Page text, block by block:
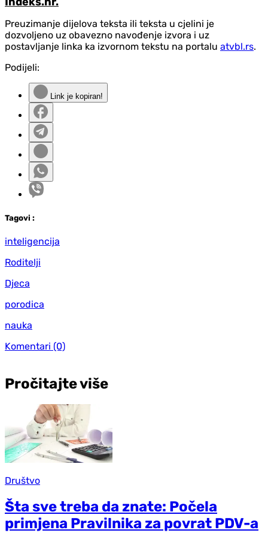
Preuzimanje dijelova teksta ili teksta u cjelini je
dozvoljeno uz obavezno navođenje izvora i uz
postavljanje linka ka izvornom tekstu na portalu atvbl.rs.
Podijeli:
Link je kopiran!
Tagovi :
inteligencija
Roditelji
Djeca
porodica
nauka
Komentari (0)
Pročitajte više
Društvo
Šta sve treba da znate: Počela
primjena Pravilnika za povrat PDV-a